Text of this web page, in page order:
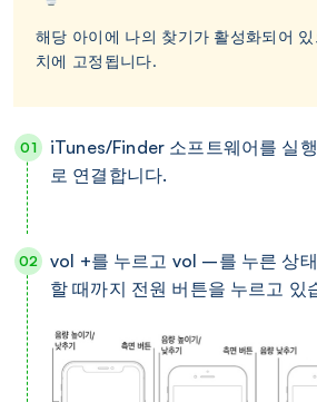
해당 아이에 나의 찾기가 활성화되어
치에 고정됩니다.
iTunes/Finder 소프트웨어를 실
로 연결합니다.
vol +를 누르고 vol –를 누른 상
할 때까지 전원 버튼을 누르고 있